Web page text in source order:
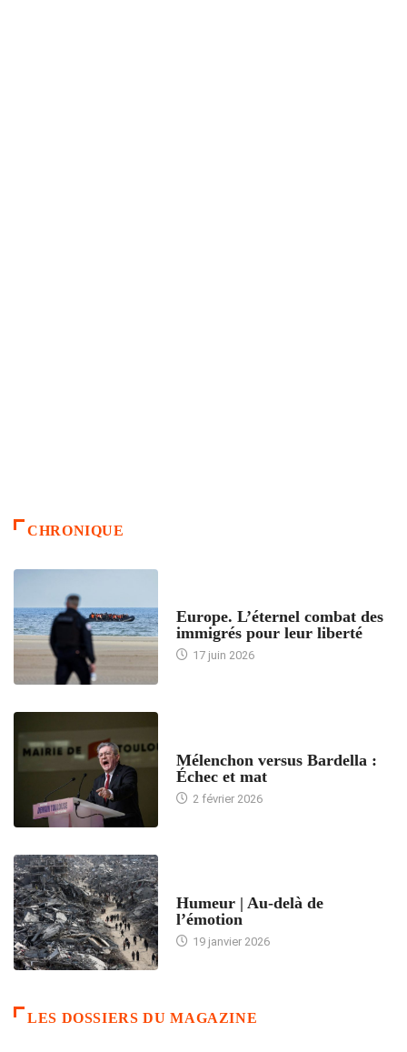
CHRONIQUE
Europe. L’éternel combat des
immigrés pour leur liberté
17 juin 2026
Mélenchon versus Bardella :
Échec et mat
2 février 2026
Humeur | Au-delà de
l’émotion
19 janvier 2026
LES DOSSIERS DU MAGAZINE